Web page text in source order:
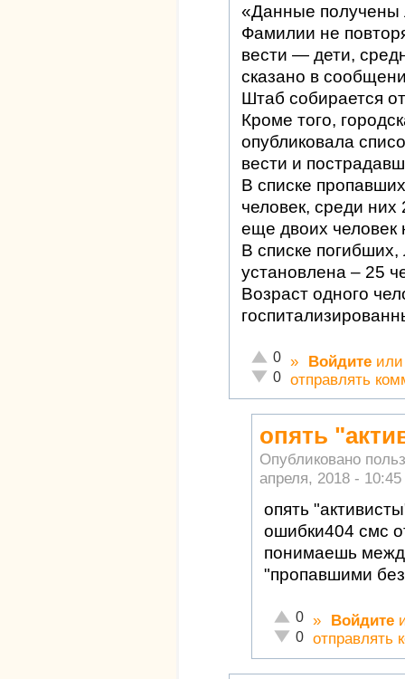
«Данные получены
Фамилии не
вести — дети,
сказано в
Штаб собирается
Кроме того,
опубликовала
вести и
В списке
человек, среди
еще двоих человек
В списке
установлена – 25
Возраст одного
Отлично!
0
Неадекватно!
0
» Войдите
отправлять
опять
Опубликовано
апреля, 2018 - 10:45
опять
ошибки404 смс
понимаешь
"пропавшими
Отлично!
0
Неадекватно!
0
» Войдите
отправлять